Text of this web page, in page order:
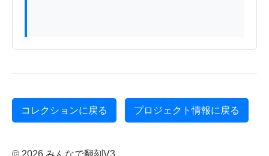
コレクションに戻る プロジェクト情報に戻る